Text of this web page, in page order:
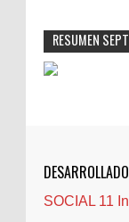
Castellón
Cerrajeros
Cocinas
Comentarios
RESUMEN
SOCIAL 11